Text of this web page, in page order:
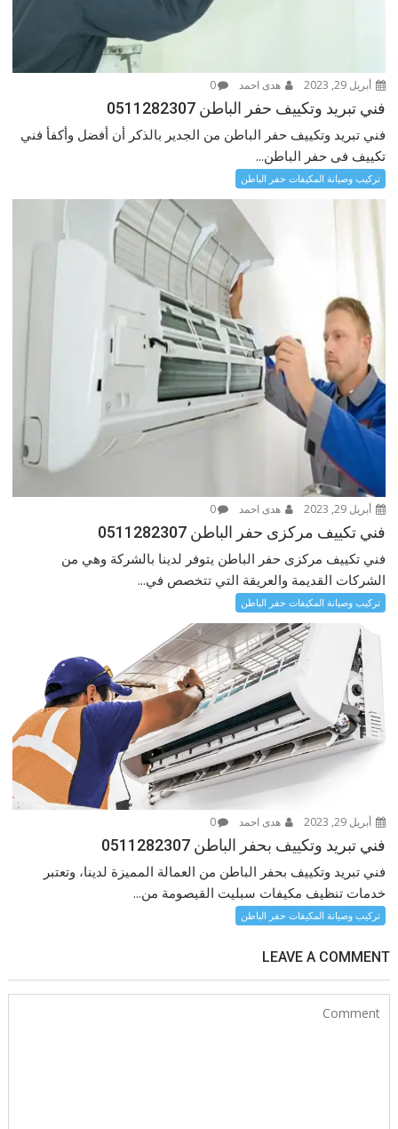
أبريل 29, 2023 هدى احمد 0
فني تبريد وتكييف حفر الباطن 0511282307
فني تبريد وتكييف حفر الباطن من الجدير بالذكر أن أفضل وأكفأ فني
تكييف فى حفر الباطن...
تركيب وصيانة المكيفات حفر الباطن
أبريل 29, 2023 هدى احمد 0
فني تكييف مركزى حفر الباطن 0511282307
فني تكييف مركزى حفر الباطن يتوفر لدينا بالشركة وهي من
الشركات القديمة والعريقة التي تتخصص في...
تركيب وصيانة المكيفات حفر الباطن
أبريل 29, 2023 هدى احمد 0
فني تبريد وتكييف بحفر الباطن 0511282307
فني تبريد وتكييف بحفر الباطن من العمالة المميزة لدينا، وتعتبر
خدمات تنظيف مكيفات سبليت القيصومة من...
تركيب وصيانة المكيفات حفر الباطن
LEAVE A COMMENT